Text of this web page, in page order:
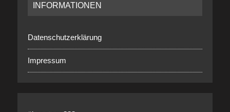
INFORMATIONEN
Datenschutzerklärung
Impressum